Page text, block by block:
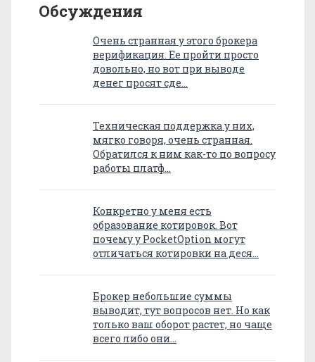
Обсуждения
Очень странная у этого брокера
верификация. Ее пройти просто
довольно, но вот при выводе
денег просят сде…
Техническая поддержка у них,
мягко говоря, очень странная.
Обратился к ним как-то по вопросу
работы платф…
Конкретно у меня есть
образование котировок. Вот
почему у PocketOption могут
отличаться котировки на деся…
Брокер небольшие суммы
выводит, тут вопросов нет. Но как
только ваш оборот растет, но чаще
всего либо они…